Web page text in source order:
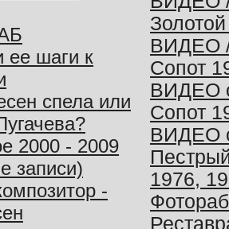
ее шаги к
спела или
2000 - 2009
записи)
-
ВИДЕО
Сопот
ВИДЕО
Сопот
ВИДЕО
1976,